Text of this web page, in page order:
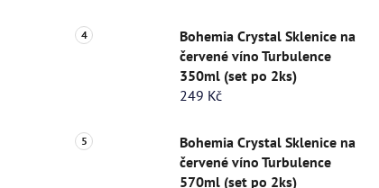
Bohemia Crystal Sklenice na
červené víno Turbulence
350ml (set po 2ks)
249 Kč
Bohemia Crystal Sklenice na
červené víno Turbulence
570ml (set po 2ks)